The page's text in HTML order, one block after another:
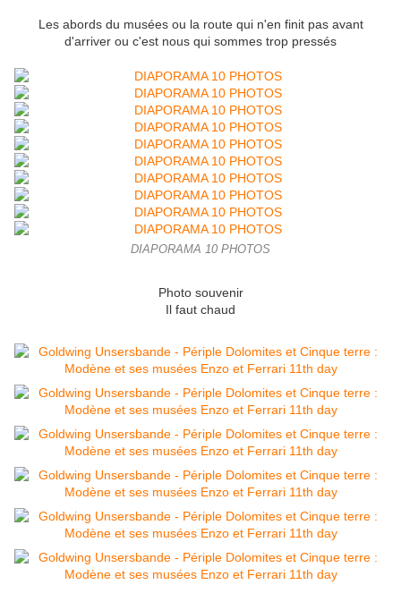
Les abords du musées ou la route qui n'en finit pas avant
d'arriver ou c'est nous qui sommes trop pressés
DIAPORAMA 10 PHOTOS
Photo souvenir
Il faut chaud